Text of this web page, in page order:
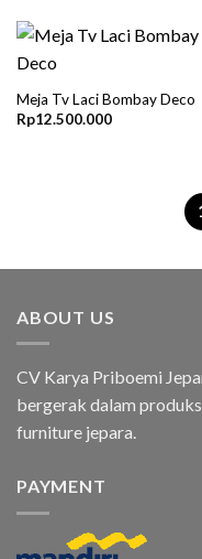
Meja Tv Laci Bombay Deco
Rp12.500.000
ABOUT US
CV Karya Priboemi
bergerak dalam
furniture jepara.
PAYMENT